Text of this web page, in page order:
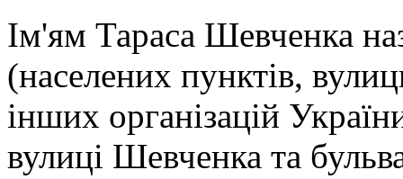
Ім'ям Тараса Шевченка
(населених пунктів,
інших організацій
вулиці Шевченка та